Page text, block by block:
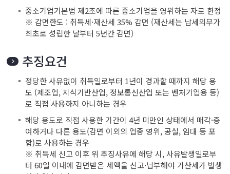
중소기업기본법 제2조에 따른 중소기업을 영위하는 자로 한정
※ 감면한도 : 취득세·재산세 35% 감면 (재산세는 납세의무가
최초로 성립한 날부터 5년간 감면)
추징요건
정당한 사유없이 취득일로부터 1년이 경과할 때까지 해당 용
도 (제조업, 지식기반산업, 정보통신산업 또는 벤처기업용 등)
로 직접 사용하지 아니하는 경우
해당 용도로 직접 사용한 기간이 4년 미만인 상태에서 매각·증
여하거나 다른 용도(감면 이외의 업종 영위, 공실, 임대 등 포
함)로 사용하는 경우
※ 취득세 신고 이후 위 추징사유에 해당 시, 사유발생일로부
터 60일 이내에 감면받은 세액을 신고·납부해야 가산세가 발생